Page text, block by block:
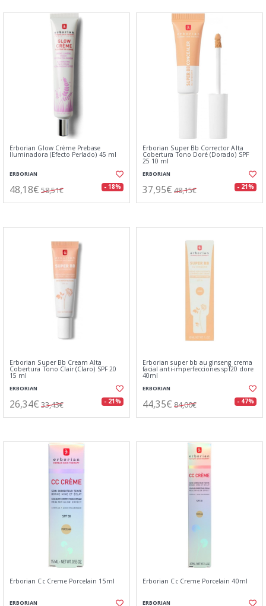
Erborian Glow Crème Prebase
Iluminadora (Efecto Perlado) 45 ml
ERBORIAN
48,18€ 58,51€ - 18%
Erborian Super Bb Corrector Alta
Cobertura Tono Doré (Dorado) SPF
25 10 ml
ERBORIAN
37,95€ 48,15€ - 21%
Erborian Super Bb Cream Alta
Cobertura Tono Clair (Claro) SPF 20
15 ml
ERBORIAN
26,34€ 33,43€ - 21%
Erborian super bb au ginseng crema
facial anti-imperfecciones spf20 dore
40ml
ERBORIAN
44,35€ 84,00€ - 47%
Erborian Cc Creme Porcelain 15ml
ERBORIAN
Erborian Cc Creme Porcelain 40ml
ERBORIAN